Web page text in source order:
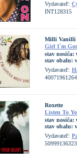
Vydavateľ:
INT128315
Milli Vanilli
Girl I`m
stav nosiča:
stav obalu:
Vydavateľ:
Roxette
Listen To
stav nosiča:
stav obalu:
Vydavateľ: